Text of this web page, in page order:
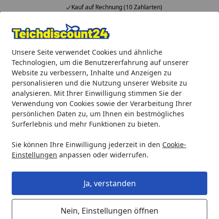
Unsere Seite verwendet Cookies und ähnliche
Technologien, um die Benutzererfahrung auf unserer
Website zu verbessern, Inhalte und Anzeigen zu
personalisieren und die Nutzung unserer Website zu
analysieren. Mit Ihrer Einwilligung stimmen Sie der
Verwendung von Cookies sowie der Verarbeitung Ihrer
persönlichen Daten zu, um Ihnen ein bestmögliches
Surferlebnis und mehr Funktionen zu bieten.
Sie können Ihre Einwilligung jederzeit in den Cookie-
Einstellungen anpassen oder widerrufen.
Ja, verstanden
Nein, Einstellungen öffnen
Kauf auf Rechnung (10 Zahlarten)
Alle Produkte
Mein Konto
Suchen
Startseite
Aquaristik biOrb Zubehör biOrb Kieselstein Set weiß
biOrb Kieselstein Set weiß (46053)